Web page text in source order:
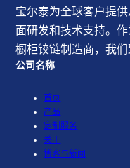
宝尔泰为全球客户提
面研发和技术支持。
橱柜铰链制造商，我
公司名称
首页
产品
定制服务
关于
博客与新闻